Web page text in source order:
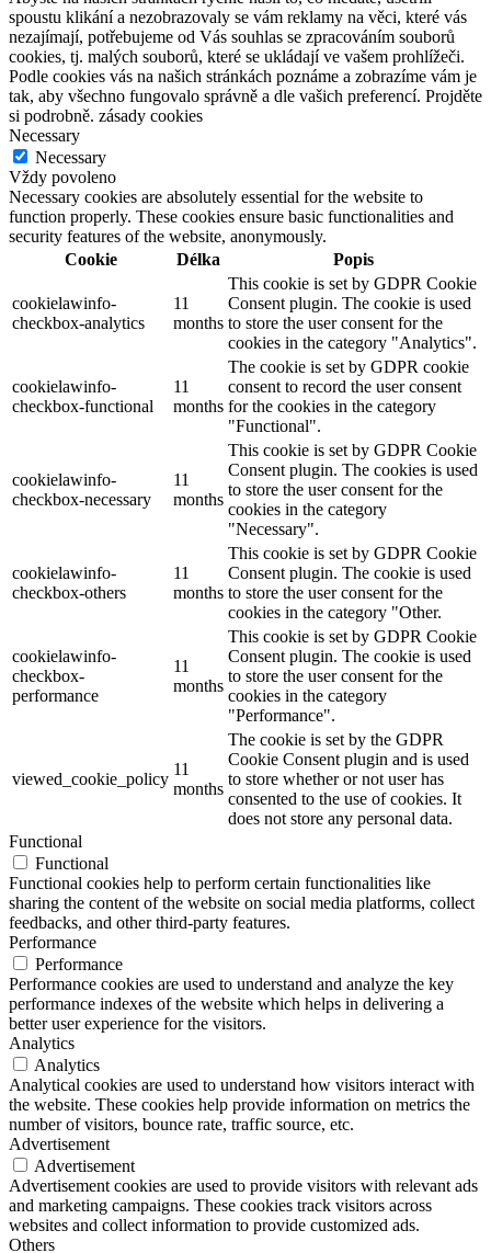
spoustu klikání a nezobrazovaly se vám reklamy na věci, které vás
nezajímají, potřebujeme od Vás souhlas se zpracováním souborů
cookies, tj. malých souborů, které se ukládají ve vašem prohlížeči.
Podle cookies vás na našich stránkách poznáme a zobrazíme vám je
tak, aby všechno fungovalo správně a dle vašich preferencí. Projděte
si podrobně. zásady cookies
Necessary
Necessary
Vždy povoleno
Necessary cookies are absolutely essential for the website to
function properly. These cookies ensure basic functionalities and
security features of the website, anonymously.
Cookie
Délka Popis
cookielawinfo-
checkbox-analytics
11
months
This cookie is set by GDPR Cookie
Consent plugin. The cookie is used
to store the user consent for the
cookies in the category "Analytics".
cookielawinfo-
checkbox-functional
11
months
The cookie is set by GDPR cookie
consent to record the user consent
for the cookies in the category
"Functional".
cookielawinfo-
checkbox-necessary
11
months
This cookie is set by GDPR Cookie
Consent plugin. The cookies is used
to store the user consent for the
cookies in the category
"Necessary".
cookielawinfo-
checkbox-others
11
months
This cookie is set by GDPR Cookie
Consent plugin. The cookie is used
to store the user consent for the
cookies in the category "Other.
cookielawinfo-
checkbox-
performance
11
months
This cookie is set by GDPR Cookie
Consent plugin. The cookie is used
to store the user consent for the
cookies in the category
"Performance".
viewed_cookie_policy
11
months
The cookie is set by the GDPR
Cookie Consent plugin and is used
to store whether or not user has
consented to the use of cookies. It
does not store any personal data.
Functional
Functional
Functional cookies help to perform certain functionalities like
sharing the content of the website on social media platforms, collect
feedbacks, and other third-party features.
Performance
Performance
Performance cookies are used to understand and analyze the key
performance indexes of the website which helps in delivering a
better user experience for the visitors.
Analytics
Analytics
Analytical cookies are used to understand how visitors interact with
the website. These cookies help provide information on metrics the
number of visitors, bounce rate, traffic source, etc.
Advertisement
Advertisement
Advertisement cookies are used to provide visitors with relevant ads
and marketing campaigns. These cookies track visitors across
websites and collect information to provide customized ads.
Others